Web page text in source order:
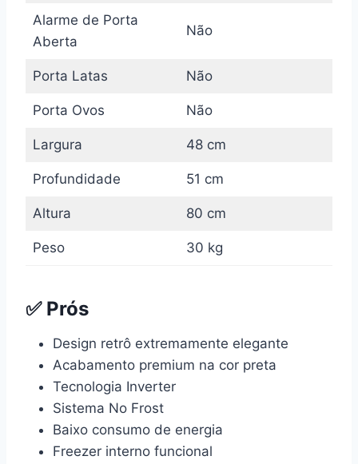
Alarme de Porta
Aberta
Não
Porta Latas Não
Porta Ovos Não
Largura 48 cm
Profundidade 51 cm
Altura 80 cm
Peso 30 kg
✅ Prós
Design retrô extremamente elegante
Acabamento premium na cor preta
Tecnologia Inverter
Sistema No Frost
Baixo consumo de energia
Freezer interno funcional